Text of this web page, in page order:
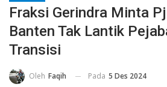
Fraksi Gerindra Minta
Banten Tak Lantik
Transisi
Oleh Faqih Pada 5 Des 2024